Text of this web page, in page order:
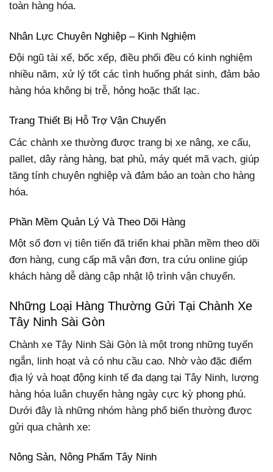
toàn hàng hóa.
Nhân Lực Chuyên Nghiệp – Kinh Nghiệm
Đội ngũ tài xế, bốc xếp, điều phối đều có kinh nghiệm
nhiều năm, xử lý tốt các tình huống phát sinh, đảm bảo
hàng hóa không bị trễ, hỏng hoặc thất lạc.
Trang Thiết Bị Hỗ Trợ Vận Chuyển
Các chành xe thường được trang bị xe nâng, xe cẩu,
pallet, dây ràng hàng, bạt phủ, máy quét mã vạch, giúp
tăng tính chuyên nghiệp và đảm bảo an toàn cho hàng
hóa.
Phần Mềm Quản Lý Và Theo Dõi Hàng
Một số đơn vị tiên tiến đã triển khai phần mềm theo dõi
đơn hàng, cung cấp mã vận đơn, tra cứu online giúp
khách hàng dễ dàng cập nhật lộ trình vận chuyển.
Những Loại Hàng Thường Gửi Tại Chành Xe
Tây Ninh Sài Gòn
Chành xe Tây Ninh Sài Gòn là một trong những tuyến
ngắn, linh hoạt và có nhu cầu cao. Nhờ vào đặc điểm
địa lý và hoạt động kinh tế đa dạng tại Tây Ninh, lượng
hàng hóa luân chuyển hàng ngày cực kỳ phong phú.
Dưới đây là những nhóm hàng phổ biến thường được
gửi qua chành xe:
Nông Sản, Nông Phẩm Tây Ninh